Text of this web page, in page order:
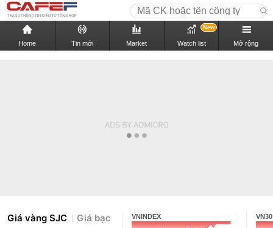
Home Tin mới Market Watch list
New
Mở rộng
Giá vàng SJC Giá bạc VNINDEX VN30